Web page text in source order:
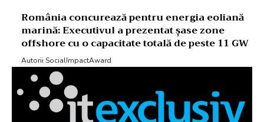
România concurează pentru energia eoliană
marină: Executivul a prezentat șase zone
offshore cu o capacitate totală de peste 11 GW
Autorii SocialImpactAward